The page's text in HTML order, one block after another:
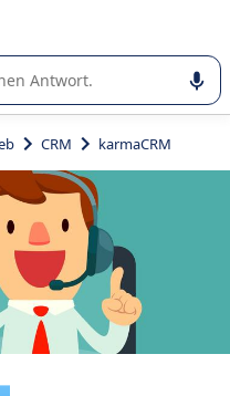
oder Auswahl
CRM karmaCRM